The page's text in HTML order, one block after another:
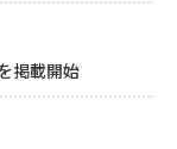
掲載開始